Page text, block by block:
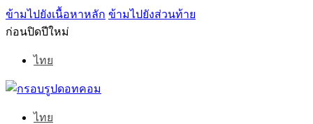
ข้ามไปยังเนื้อหาหลัก ข้ามไปยังส่วนท้าย
ก่อนปิดปีใหม่
ไทย
ไทย